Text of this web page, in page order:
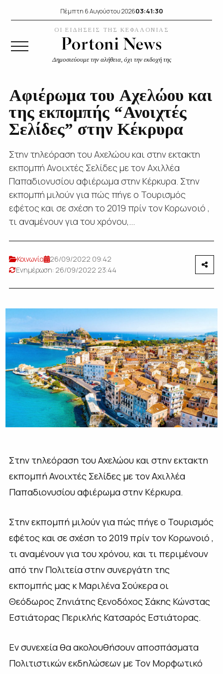
Πέμπτη 6 Αυγούστου 202603:41:31
ΟΙ ΕΙΔΗΣΕΙΣ ΤΗΣ ΚΕΦΑΛΟΝΙΑΣ
Δημοσιεύουμε την αλήθεια, όχι την εκδοχή της
Αφιέρωμα του Αχελώου και
της εκπομπής “Ανοιχτές
Σελίδες” στην Κέκρυρα
Στην τηλεόραση του Αχελώου και στην εκτακτη
εκπομπή Ανοιχτές Σελίδες με τον Αχιλλέα
Παπαδιονυσίου αφιέρωμα στην Κέρκυρα. Στην
εκπομπή μιλούν για πώς πήγε ο Τουρισμός
εφέτος και σε σχέση το 2019 πρίν τον Κορωνοιό ,
τι αναμένουν για του χρόνου,...
Κοινωνία
26/09/2022 09:42
Ενημέρωση: 26/09/2022 23:44
Στην τηλεόραση του Αχελώου και στην εκτακτη
εκπομπή Ανοιχτές Σελίδες με τον Αχιλλέα
Παπαδιονυσίου αφιέρωμα στην Κέρκυρα.
Στην εκπομπή μιλούν για πώς πήγε ο Τουρισμός
εφέτος και σε σχέση το 2019 πρίν τον Κορωνοιό ,
τι αναμένουν για του χρόνου, και τι περιμένουν
από την Πολιτεία στην συνεργάτη της
εκπομπής μας κ Μαριλένα Σούκερα οι
Θεόδωρος Ζηνιάτης ξενοδόχος Σάκης Κώνστας
Εστιάτορας Περικλής Κατσαρός Εστιάτορας.
Εν συνεχεία θα ακολουθήσουν αποσπάσματα
Πολιτιστικών εκδηλώσεων με Τον Μορφωτικό